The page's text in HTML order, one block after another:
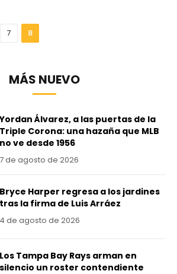
7 8
MÁS NUEVO
Yordan Álvarez, a las puertas de la
Triple Corona: una hazaña que MLB
no ve desde 1956
7 de agosto de 2026
Bryce Harper regresa a los jardines
tras la firma de Luis Arráez
4 de agosto de 2026
Los Tampa Bay Rays arman en
silencio un roster contendiente